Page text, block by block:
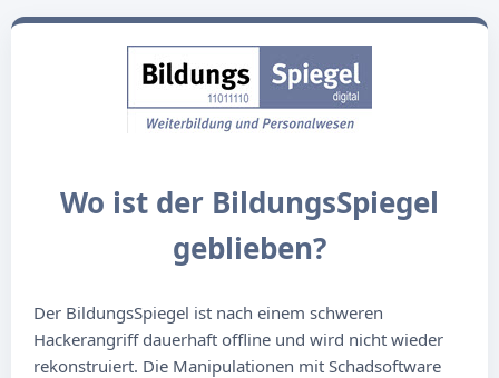
Wo ist der BildungsSpiegel
geblieben?
Der BildungsSpiegel ist nach einem schweren
Hackerangriff dauerhaft offline und wird nicht wieder
rekonstruiert. Die Manipulationen mit Schadsoftware